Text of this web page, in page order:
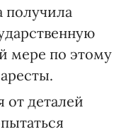
получила
мере по этому
от деталей